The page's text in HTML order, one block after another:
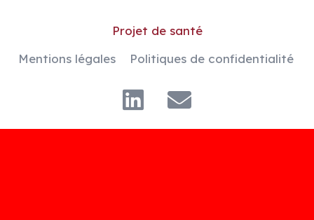
Projet de santé
Mentions légales
Politiques de confidentialité